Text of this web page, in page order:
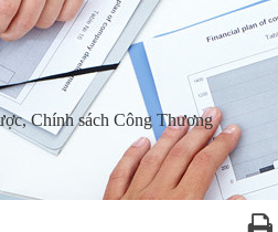
Chính sách Công Thương